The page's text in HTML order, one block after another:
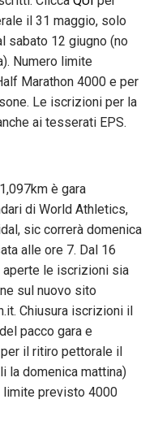
il 31 maggio, solo
sabato 12 giugno (no
Numero limite
Marathon 4000 e per
Le iscrizioni per la
ai tesserati EPS.
è gara
di World Athletics,
sic correrà domenica
alle ore 7. Dal 16
aperte le iscrizioni sia
sul nuovo sito
Chiusura iscrizioni il
pacco gara e
il ritiro pettorale il
la domenica mattina)
limite previsto 4000